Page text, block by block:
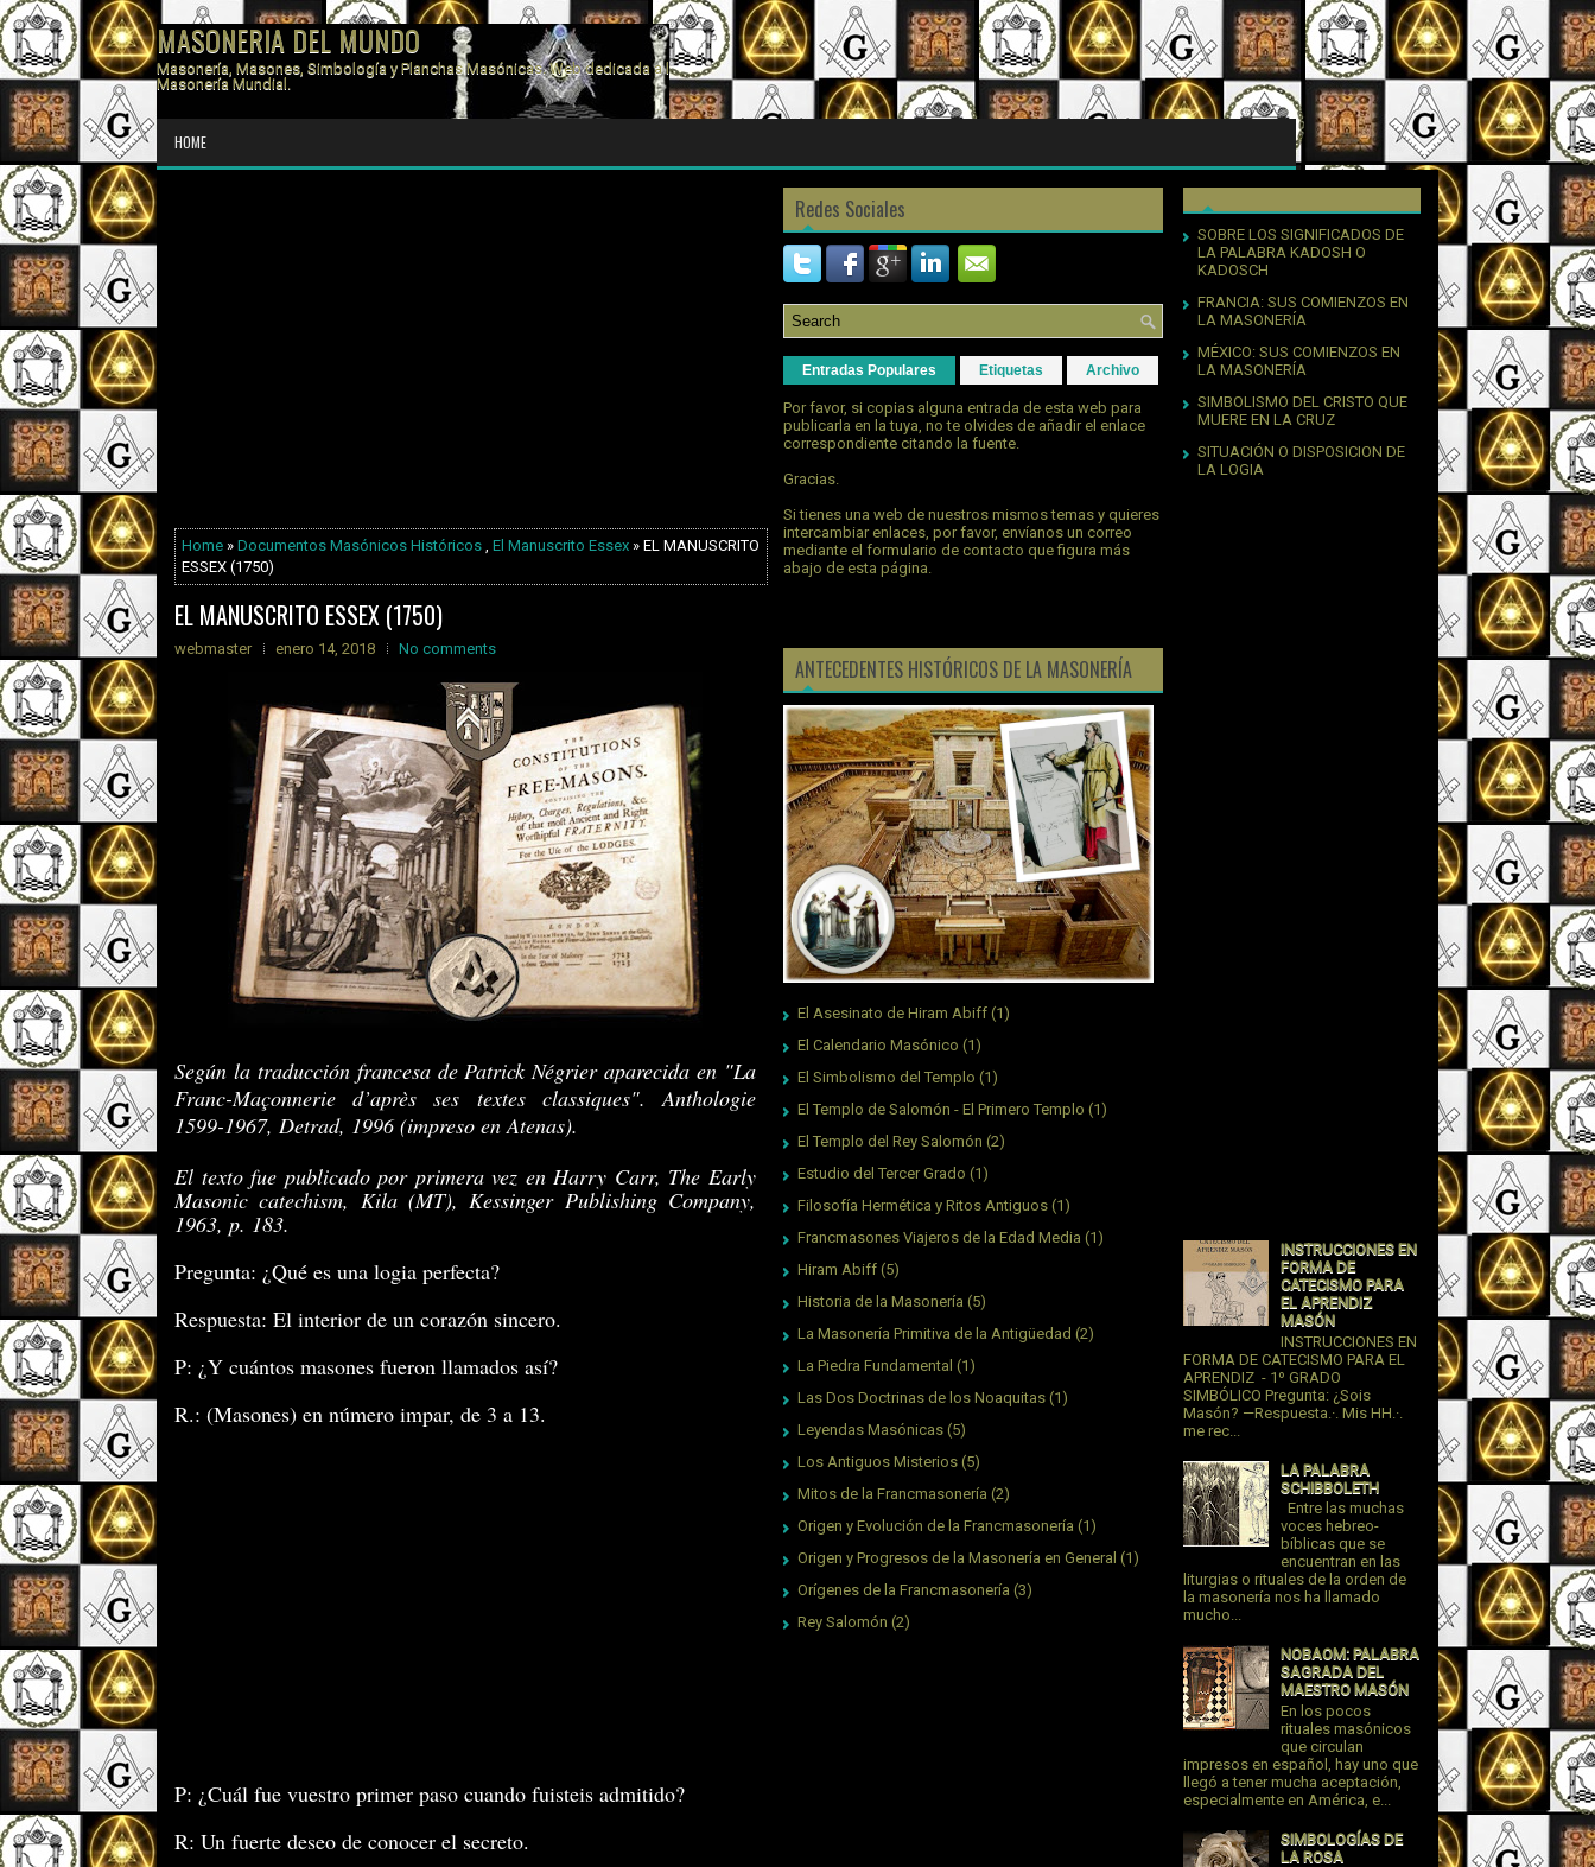
MASONERIA DEL MUNDO
Masonería, Masones, Simbología y Planchas Masónicas. Web dedicada a la
Masonería Mundial.
HOME
Home » Documentos Masónicos Históricos , El Manuscrito Essex » EL MANUSCRITO
ESSEX (1750)
EL MANUSCRITO ESSEX (1750)
webmaster enero 14, 2018 No comments
Según la traducción francesa de Patrick Négrier aparecida en "La
Franc-Maçonnerie d’après ses textes classiques". Anthologie
1599-1967, Detrad, 1996 (impreso en Atenas).
El texto fue publicado por primera vez en Harry Carr, The Early
Masonic catechism, Kila (MT), Kessinger Publishing Company,
1963, p. 183.
Pregunta: ¿Qué es una logia perfecta?
Respuesta: El interior de un corazón sincero.
P: ¿Y cuántos masones fueron llamados así?
R.: (Masones) en número impar, de 3 a 13.
P: ¿Cuál fue vuestro primer paso cuando fuisteis admitido?
R: Un fuerte deseo de conocer el secreto.
Redes Sociales
Entradas Populares Etiquetas Archivo
Por favor, si copias alguna entrada de esta web para
publicarla en la tuya, no te olvides de añadir el enlace
correspondiente citando la fuente.
Gracias.
Si tienes una web de nuestros mismos temas y quieres
intercambiar enlaces, por favor, envíanos un correo
mediante el formulario de contacto que figura más
abajo de esta página.
ANTECEDENTES HISTÓRICOS DE LA MASONERÍA
El Asesinato de Hiram Abiff (1)
El Calendario Masónico (1)
El Simbolismo del Templo (1)
El Templo de Salomón - El Primero Templo (1)
El Templo del Rey Salomón (2)
Estudio del Tercer Grado (1)
Filosofía Hermética y Ritos Antiguos (1)
Francmasones Viajeros de la Edad Media (1)
Hiram Abiff (5)
Historia de la Masonería (5)
La Masonería Primitiva de la Antigüedad (2)
La Piedra Fundamental (1)
Las Dos Doctrinas de los Noaquitas (1)
Leyendas Masónicas (5)
Los Antiguos Misterios (5)
Mitos de la Francmasonería (2)
Origen y Evolución de la Francmasonería (1)
Origen y Progresos de la Masonería en General (1)
Orígenes de la Francmasonería (3)
Rey Salomón (2)
SOBRE LOS SIGNIFICADOS DE
LA PALABRA KADOSH O
KADOSCH
FRANCIA: SUS COMIENZOS EN
LA MASONERÍA
MÉXICO: SUS COMIENZOS EN
LA MASONERÍA
SIMBOLISMO DEL CRISTO QUE
MUERE EN LA CRUZ
SITUACIÓN O DISPOSICION DE
LA LOGIA
INSTRUCCIONES EN
FORMA DE
CATECISMO PARA
EL APRENDIZ
MASÓN
INSTRUCCIONES EN
FORMA DE CATECISMO PARA EL
APRENDIZ - 1º GRADO
SIMBÓLICO Pregunta: ¿Sois
Masón? —Respuesta.·. Mis HH.·.
me rec...
LA PALABRA
SCHIBBOLETH
Entre las muchas
voces hebreo-
bíblicas que se
encuentran en las
liturgias o rituales de la orden de
la masonería nos ha llamado
mucho...
NOBAOM: PALABRA
SAGRADA DEL
MAESTRO MASÓN
En los pocos
rituales masónicos
que circulan
impresos en español, hay uno que
llegó a tener mucha aceptación,
especialmente en América, e...
SIMBOLOGÍAS DE
LA ROSA